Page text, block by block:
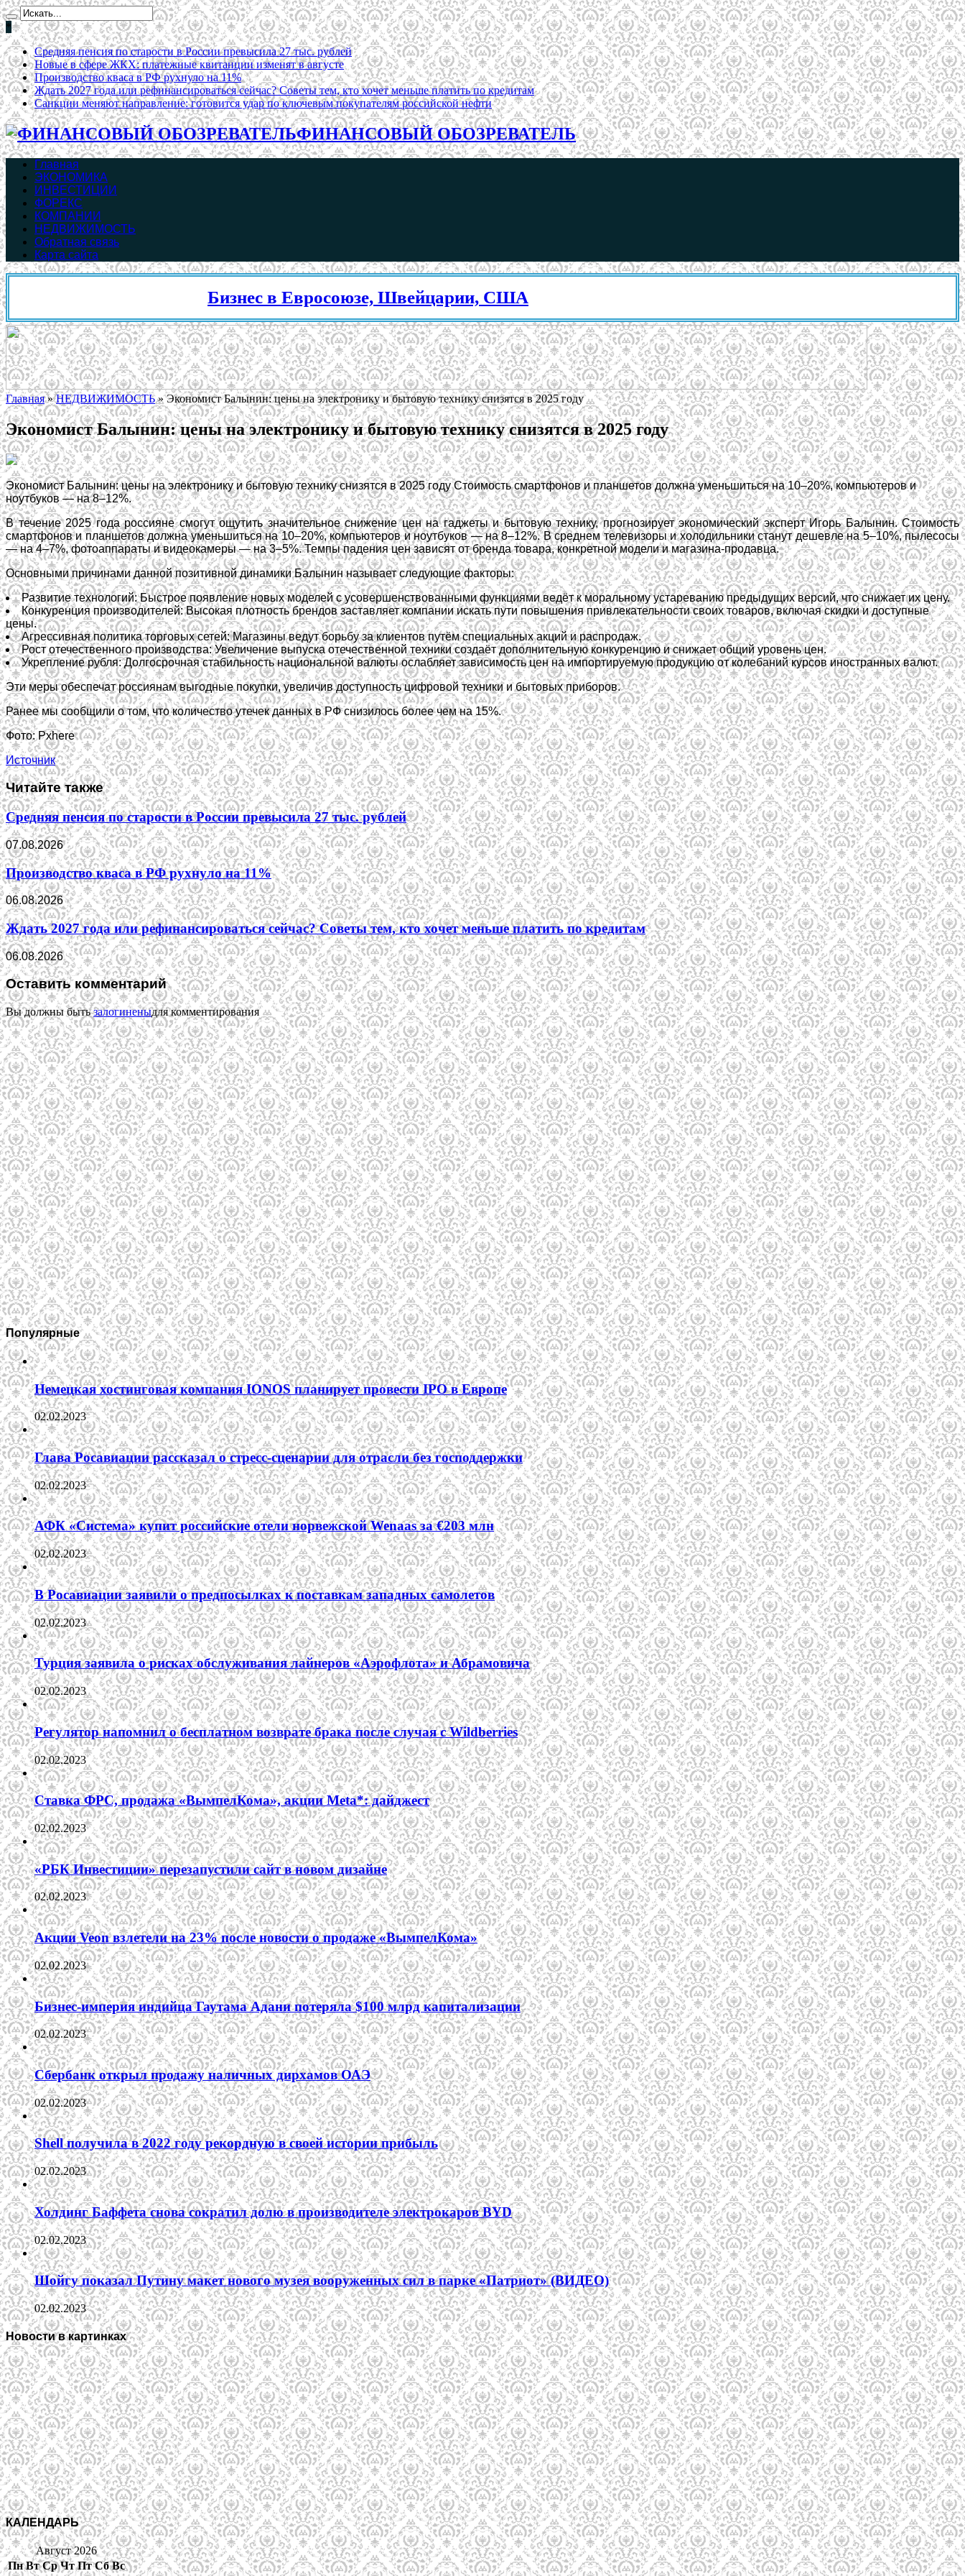
*
Средняя пенсия по старости в России превысила 27 тыс. рублей
Новые в сфере ЖКХ: платежные квитанции изменят в августе
Производство кваса в РФ рухнуло на 11%
Ждать 2027 года или рефинансироваться сейчас? Советы тем, кто хочет меньше платить по кредитам
Санкции меняют направление: готовится удар по ключевым покупателям российской нефти
ФИНАНСОВЫЙ ОБОЗРЕВАТЕЛЬ
Главная
ЭКОНОМИКА
ИНВЕСТИЦИИ
ФОРЕКС
КОМПАНИИ
НЕДВИЖИМОСТЬ
Обратная связь
Карта сайта
Бизнес в Евросоюзе, Швейцарии, США
Главная»НЕДВИЖИМОСТЬ»Экономист Балынин: цены на электронику и бытовую технику снизятся в 2025 году
Экономист Балынин: цены на электронику и бытовую технику снизятся в 2025 году
Экономист Балынин: цены на электронику и бытовую технику снизятся в 2025 году Стоимость смартфонов и планшетов должна уменьшиться на 10–20%, компьютеров и
ноутбуков — на 8–12%.
В течение 2025 года россияне смогут ощутить значительное снижение цен на гаджеты и бытовую технику, прогнозирует экономический эксперт Игорь Балынин. Стоимость
смартфонов и планшетов должна уменьшиться на 10–20%, компьютеров и ноутбуков — на 8–12%. В среднем телевизоры и холодильники станут дешевле на 5–10%, пылесосы
— на 4–7%, фотоаппараты и видеокамеры — на 3–5%. Темпы падения цен зависят от бренда товара, конкретной модели и магазина-продавца.
Основными причинами данной позитивной динамики Балынин называет следующие факторы:
Развитие технологий: Быстрое появление новых моделей с усовершенствованными функциями ведёт к моральному устареванию предыдущих версий, что снижает их цену.
Конкуренция производителей: Высокая плотность брендов заставляет компании искать пути повышения привлекательности своих товаров, включая скидки и доступные
цены.
Агрессивная политика торговых сетей: Магазины ведут борьбу за клиентов путём специальных акций и распродаж.
Рост отечественного производства: Увеличение выпуска отечественной техники создаёт дополнительную конкуренцию и снижает общий уровень цен.
Укрепление рубля: Долгосрочная стабильность национальной валюты ослабляет зависимость цен на импортируемую продукцию от колебаний курсов иностранных валют.
Эти меры обеспечат россиянам выгодные покупки, увеличив доступность цифровой техники и бытовых приборов.
Ранее мы сообщили о том, что количество утечек данных в РФ снизилось более чем на 15%.
Фото: Pxhere
Источник
Читайте также
Средняя пенсия по старости в России превысила 27 тыс. рублей
07.08.2026
Производство кваса в РФ рухнуло на 11%
06.08.2026
Ждать 2027 года или рефинансироваться сейчас? Советы тем, кто хочет меньше платить по кредитам
06.08.2026
Оставить комментарий
Вы должны бытьзалогиненыдля комментирования
Популярные
Немецкая хостинговая компания IONOS планирует провести IPO в Европе
02.02.2023
Глава Росавиации рассказал о стресс-сценарии для отрасли без господдержки
02.02.2023
АФК «Система» купит российские отели норвежской Wenaas за €203 млн
02.02.2023
В Росавиации заявили о предпосылках к поставкам западных самолетов
02.02.2023
Турция заявила о рисках обслуживания лайнеров «Аэрофлота» и Абрамовича
02.02.2023
Регулятор напомнил о бесплатном возврате брака после случая с Wildberries
02.02.2023
Ставка ФРС, продажа «ВымпелКома», акции Meta*: дайджест
02.02.2023
«РБК Инвестиции» перезапустили сайт в новом дизайне
02.02.2023
Акции Veon взлетели на 23% после новости о продаже «ВымпелКома»
02.02.2023
Бизнес-империя индийца Гаутама Адани потеряла $100 млрд капитализации
02.02.2023
Сбербанк открыл продажу наличных дирхамов ОАЭ
02.02.2023
Shell получила в 2022 году рекордную в своей истории прибыль
02.02.2023
Холдинг Баффета снова сократил долю в производителе электрокаров BYD
02.02.2023
Шойгу показал Путину макет нового музея вооруженных сил в парке «Патриот» (ВИДЕО)
02.02.2023
Новости в картинках
КАЛЕНДАРЬ
Август 2026
Пн Вт Ср Чт Пт Сб Вс